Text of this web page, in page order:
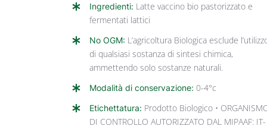
Ingredienti: Latte vaccino bio pastorizzato e
fermentati lattici
No OGM: L’agricoltura Biologica esclude
di qualsiasi sostanza di sintesi chimica,
ammettendo solo sostanze naturali.
Modalità di conservazione: 0-4°c
Etichettatura: Prodotto Biologico •
DI CONTROLLO AUTORIZZATO DAL MIPAAF: IT-